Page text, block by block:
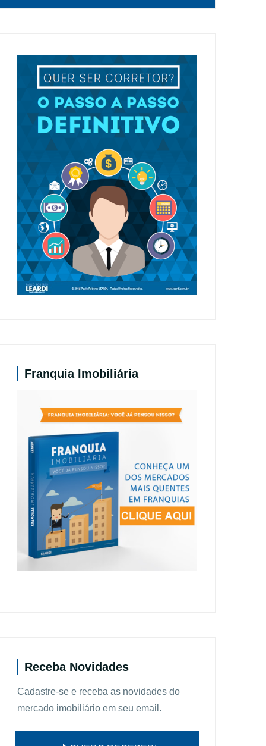
Franquia Imobiliária
Receba Novidades
Cadastre-se e receba as novidades do
mercado imobiliário em seu email.